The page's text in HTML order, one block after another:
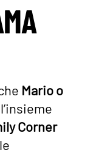
Mario o
Corner